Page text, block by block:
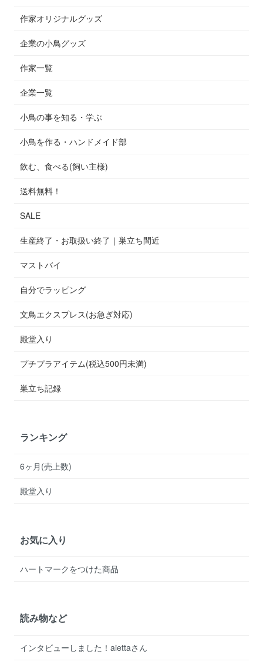
作家オリジナルグッズ
企業の小鳥グッズ
作家一覧
企業一覧
小鳥の事を知る・学ぶ
小鳥を作る・ハンドメイド部
飲む、食べる(飼い主様)
送料無料！
SALE
生産終了・お取扱い終了｜巣立ち間近
マストバイ
自分でラッピング
文鳥エクスプレス(お急ぎ対応)
殿堂入り
プチプラアイテム(税込500円未満)
巣立ち記録
ランキング
6ヶ月(売上数)
殿堂入り
お気に入り
ハートマークをつけた商品
読み物など
インタビューしました！aiettaさん